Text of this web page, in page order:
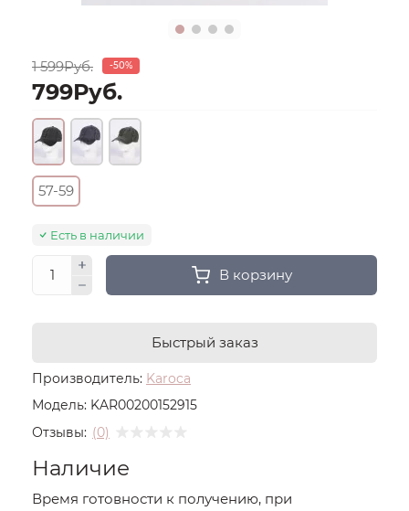
Производитель: Karoca
Модель: KAR00200152915
Отзывы: (0)
1 599Руб. -50%
799Руб.
57-59
Есть в наличии
В корзину
Быстрый заказ
Наличие
Время готовности к получению, при